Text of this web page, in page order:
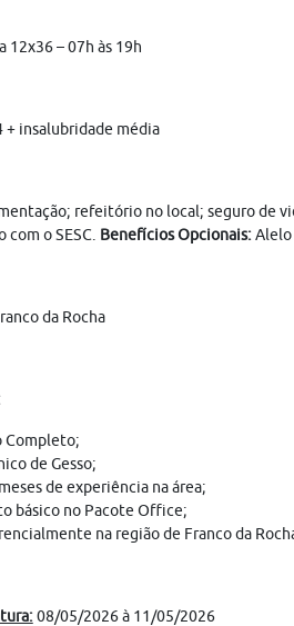
12x36 – 07h às 19h
+ insalubridade média
refeitório no local; seguro de
o SESC. Benefícios Opcionais:Alelo
da Rocha
Completo;
de Gesso;
de experiência na área;
básico no Pacote Office;
na região de Franco da
08/05/2026 à 11/05/2026